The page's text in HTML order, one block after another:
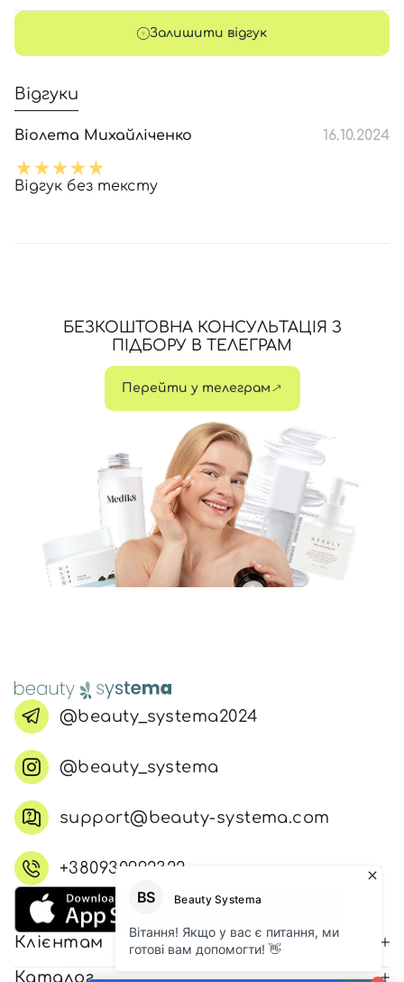
Залишити відгук
Відгуки
Віолета Михайліченко 16.10.2024
Відгук без тексту
БЕЗКОШТОВНА КОНСУЛЬТАЦІЯ З
ПІДБОРУ В ТЕЛЕГРАМ
Перейти у телеграм
@beauty_systema2024
@beauty_systema
support@beauty-systema.com
+380930992322
Клієнтам
Каталог